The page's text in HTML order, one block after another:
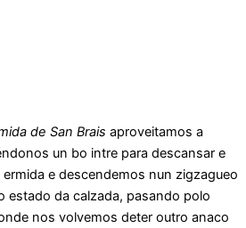
de San Brais aproveitamos a
un bo intre para descansar e
e descendemos nun zigzagueo
estado da calzada, pasando polo
nos volvemos deter outro anaco